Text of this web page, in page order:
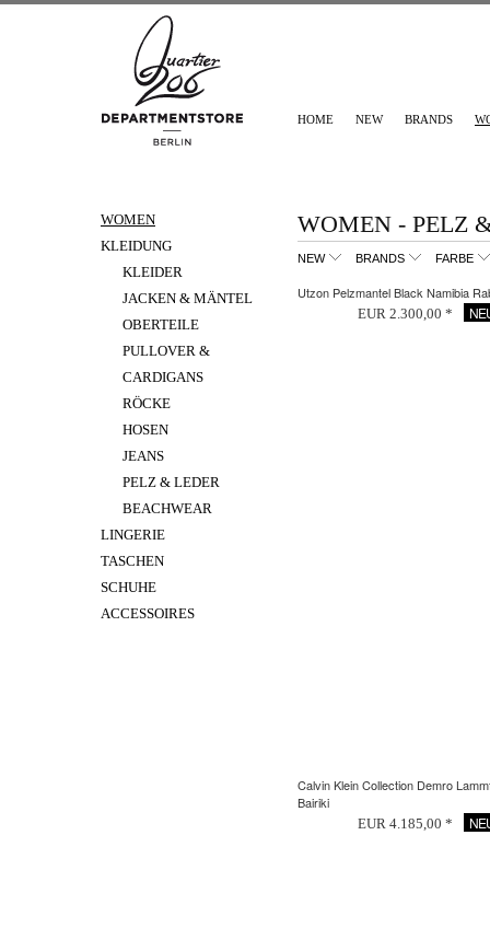
HOME NEW BRANDS
WOMEN
KLEIDUNG
KLEIDER
JACKEN & MÄNTEL
OBERTEILE
PULLOVER &
CARDIGANS
RÖCKE
HOSEN
JEANS
PELZ & LEDER
BEACHWEAR
LINGERIE
TASCHEN
SCHUHE
ACCESSOIRES
WOMEN - PELZ
NEW BRANDS FARBE
Utzon Pelzmantel Black Namibia
EUR 2.300,00 *
Calvin Klein Collection Demro
Bairiki
EUR 4.185,00 *